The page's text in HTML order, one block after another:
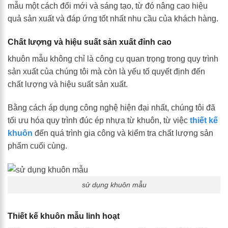
mẫu một cách đổi mới và sáng tạo, từ đó nâng cao hiệu
quả sản xuất và đáp ứng tốt nhất nhu cầu của khách hàng.
Chất lượng và hiệu suất sản xuất đỉnh cao
khuôn mẫu không chỉ là công cụ quan trọng trong quy trình
sản xuất của chúng tôi mà còn là yếu tố quyết định đến
chất lượng và hiệu suất sản xuất.
Bằng cách áp dụng công nghệ hiện đại nhất, chúng tôi đã
tối ưu hóa quy trình đúc ép nhựa từ khuôn, từ việc thiết kế
khuôn đến quá trình gia công và kiểm tra chất lượng sản
phẩm cuối cùng.
sử dụng khuôn mẫu
Thiết kế khuôn mẫu linh hoạt